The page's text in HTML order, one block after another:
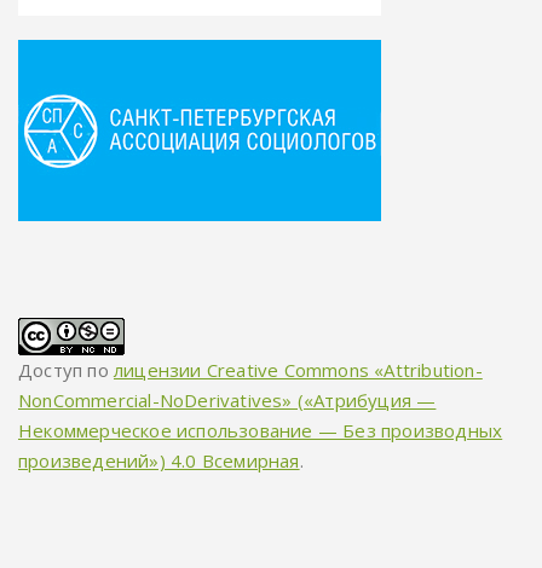
Доступ полицензии Creative Commons «Attribution-
NonCommercial-NoDerivatives» («Атрибуция —
Некоммерческое использование — Без производных
произведений») 4.0 Всемирная.